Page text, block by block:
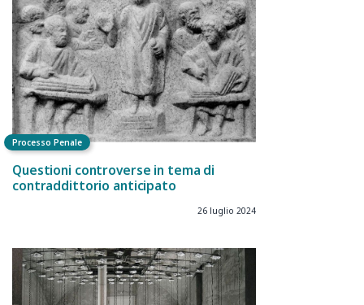
Processo Penale
Questioni controverse in tema di
contraddittorio anticipato
26 luglio 2024